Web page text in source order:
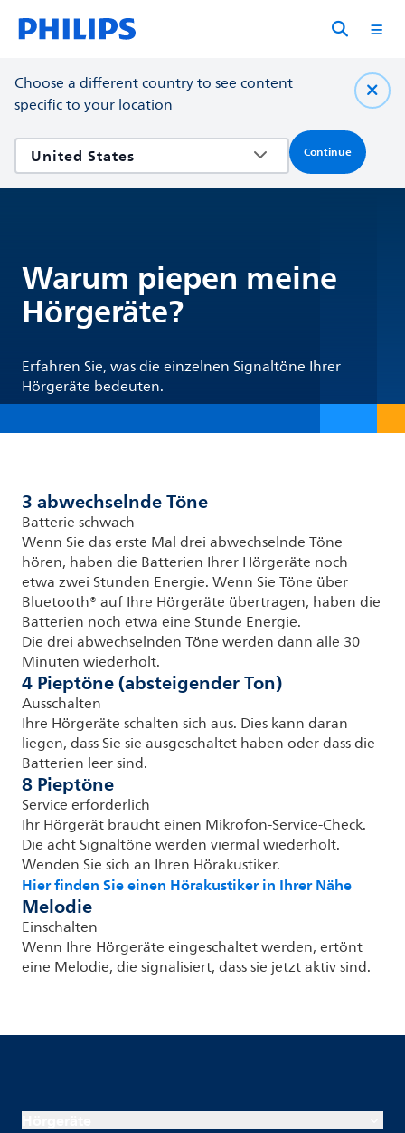
Choose a different country to see content
specific to your location
Continue
Warum piepen meine
Hörgeräte?
Erfahren Sie, was die einzelnen Signaltöne Ihrer
Hörgeräte bedeuten.
3 abwechselnde Töne
Batterie schwach
Wenn Sie das erste Mal drei abwechselnde Töne
hören, haben die Batterien Ihrer Hörgeräte noch
etwa zwei Stunden Energie. Wenn Sie Töne über
Bluetooth® auf Ihre Hörgeräte übertragen, haben die
Batterien noch etwa eine Stunde Energie.
Die drei abwechselnden Töne werden dann alle 30
Minuten wiederholt.
4 Pieptöne (absteigender Ton)
Ausschalten
Ihre Hörgeräte schalten sich aus. Dies kann daran
liegen, dass Sie sie ausgeschaltet haben oder dass die
Batterien leer sind.
8 Pieptöne
Service erforderlich
Ihr Hörgerät braucht einen Mikrofon-Service-Check.
Die acht Signaltöne werden viermal wiederholt.
Wenden Sie sich an Ihren Hörakustiker.
Hier finden Sie einen Hörakustiker in Ihrer Nähe
Melodie
Einschalten
Wenn Ihre Hörgeräte eingeschaltet werden, ertönt
eine Melodie, die signalisiert, dass sie jetzt aktiv sind.